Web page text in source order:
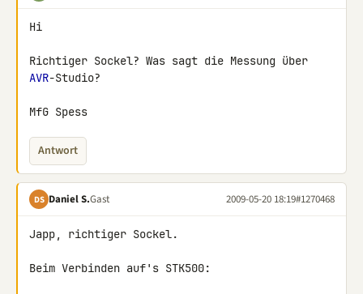
Hi
AVR-Studio?
MfG Spess
Antwort
DS Daniel S.Gast 2009-05-20 18:19#1270468
Japp, richtiger Sockel.
Beim Verbinden auf's STK500: